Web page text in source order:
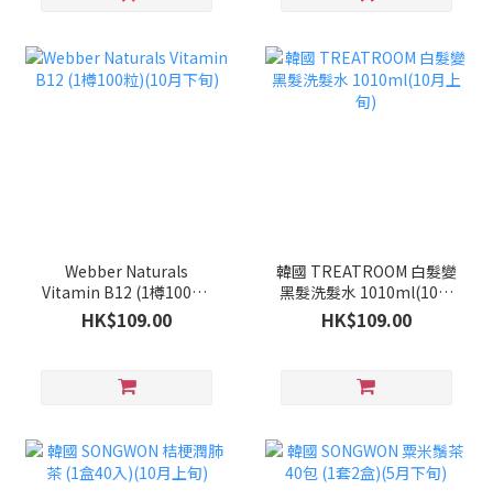
Webber Naturals
Vitamin B12 (1樽100粒)
(10月下旬)
HK$109.00
韓國 TREATROOM 白髮變
黑髮洗髮水 1010ml(10月
上旬)
HK$109.00